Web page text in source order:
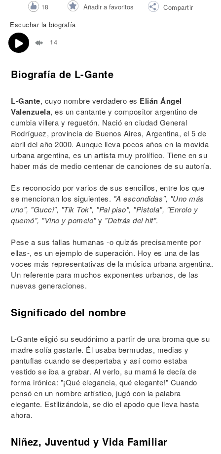
18 Añadir a favoritos
Compartir
Escuchar la biografía
14
Biografía de L-Gante
L-Gante, cuyo nombre verdadero es Elián Ángel
Valenzuela, es un cantante y compositor argentino de
cumbia villera y reguetón. Nació en ciudad General
Rodríguez, provincia de Buenos Aires, Argentina, el 5 de
abril del año 2000. Aunque lleva pocos años en la movida
urbana argentina, es un artista muy prolífico. Tiene en su
haber más de medio centenar de canciones de su autoría.
Es reconocido por varios de sus sencillos, entre los que
se mencionan los siguientes. "A escondidas", "Uno más
uno", "Gucci", "Tik Tok", "Pal piso", "Pistola", "Enrolo y
quemó", "Vino y pomelo"y "Detrás del hit".
Pese a sus fallas humanas -o quizás precisamente por
ellas-, es un ejemplo de superación. Hoy es una de las
voces más representativas de la música urbana argentina.
Un referente para muchos exponentes urbanos, de las
nuevas generaciones.
Significado del nombre
L-Gante eligió su seudónimo a partir de una broma que su
madre solía gastarle. Él usaba bermudas, medias y
pantuflas cuando se despertaba y así como estaba
vestido se iba a grabar. Al verlo, su mamá le decía de
forma irónica: "¡Qué elegancia, qué elegante!" Cuando
pensó en un nombre artístico, jugó con la palabra
elegante. Estilizándola, se dio el apodo que lleva hasta
ahora.
Niñez, Juventud y Vida Familiar